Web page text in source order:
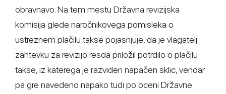
obravnavo. Na tem mestu Državna revizijska
komisija glede naročnikovega pomisleka o
ustreznem plačilu takse pojasnjuje, da je vlagatelj
zahtevku za revizijo resda priložil potrdilo o plačilu
takse, iz katerega je razviden napačen sklic, vendar
pa gre navedeno napako tudi po oceni Državne